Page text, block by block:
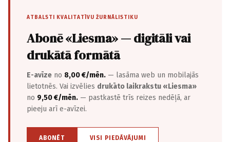
ATBALSTI KVALITATĪVU ŽURNĀLISTIKU
Abonē «Liesma» — digitāli vai
drukātā formātā
E-avīze no 8,00 €/mēn. — lasāma web un mobilajās
lietotnēs. Vai izvēlies drukāto laikrakstu «Liesma»
no 9,50 €/mēn. — pastkastē trīs reizes nedēļā, ar
pieeju arī e-avīzei.
ABONĒT VISI PIEDĀVĀJUMI